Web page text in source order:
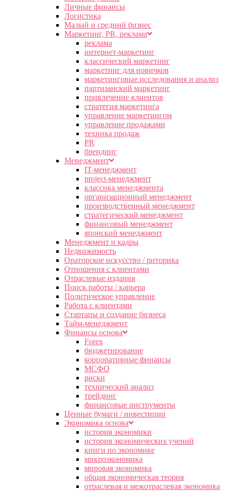
Личные финансы
Логистика
Малый и средний бизнес
Маркетинг, PR, реклама
реклама
интернет-маркетинг
классический маркетинг
маркетинг для новичков
маркетинговые исследования и анализ
партизанский маркетинг
привлечение клиентов
стратегия маркетинга
управление маркетингом
управление продажами
техника продаж
PR
брендинг
Менеджмент
IT-менеджмент
project-менеджмент
классика менеджмента
организационный менеджмент
производственный менеджмент
стратегический менеджмент
финансовый менеджмент
японский менеджмент
Менеджмент и кадры
Недвижимость
Ораторское искусство / риторика
Отношения с клиентами
Отраслевые издания
Поиск работы / карьера
Политическое управление
Работа с клиентами
Стартапы и создание бизнеса
Тайм-менеджмент
Финансы основа
Forex
бюджетирование
корпоративные финансы
МСФО
риски
технический анализ
трейдинг
финансовые инструменты
Ценные бумаги / инвестиции
Экономика основа
история экономики
история экономических учений
книги по экономике
микроэкономика
мировая экономика
общая экономическая теория
отраслевая и межотраслевая экономика